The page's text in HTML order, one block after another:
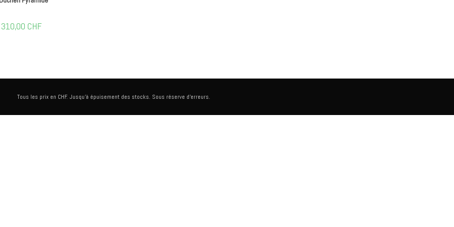
310,00 CHF
Tous les prix en CHF. Jusqu'à épuisement des stocks. Sous réserve d'erreurs.